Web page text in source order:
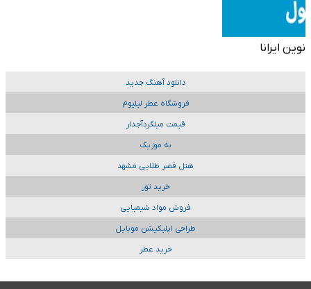
نوین ایرانا
دانلود آهنگ جدید
فروشگاه عطر لیلیوم
قیمت میلگردآجدار
به موزیک
هتل قصر طلایی مشهد
خرید تور
فروش مواد شیمیایی
طراحی اپلیکیشن موبایل
خرید عطر